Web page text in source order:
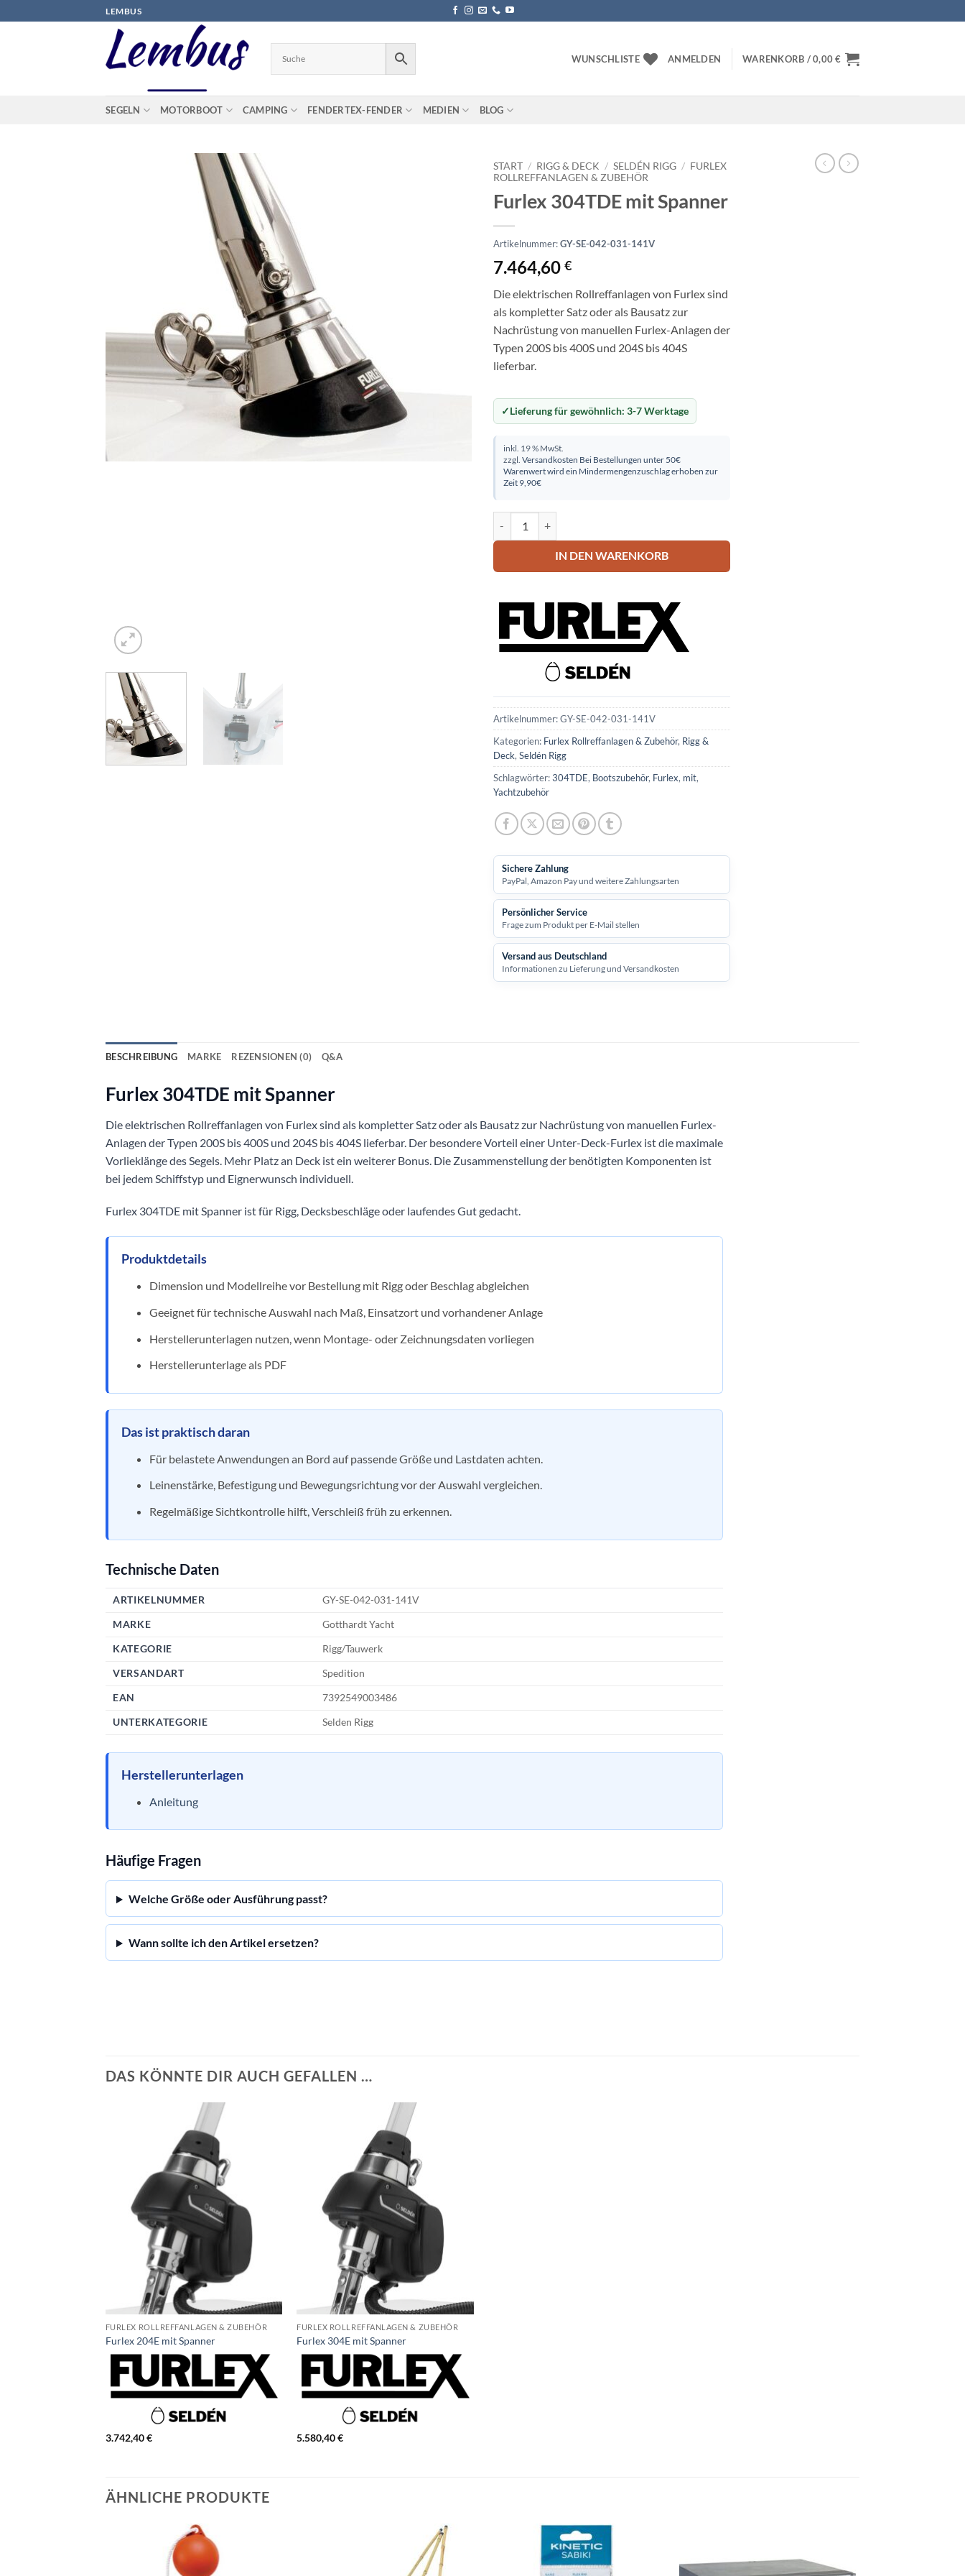
Inhalt
LEMBUS
WUNSCHLISTE ANMELDEN WARENKORB /0,00€
SEGELN MOTORBOOT CAMPING FENDERTEX-FENDER MEDIEN BLOG
START / RIGG & DECK / SELDÉN RIGG / FURLEX
ROLLREFFANLAGEN & ZUBEHÖR
Furlex 304TDE mit Spanner
Artikelnummer:GY-SE-042-031-141V
7.464,60 €
Die elektrischen Rollreffanlagen von Furlex sind
als kompletter Satz oder als Bausatz zur
Nachrüstung von manuellen Furlex-Anlagen der
Typen 200S bis 400S und 204S bis 404S
lieferbar.
Lieferung für gewöhnlich: 3-7 Werktage
inkl. 19 % MwSt.
zzgl. Versandkosten Bei Bestellungen unter 50€
Warenwert wird ein Mindermengenzuschlag erhoben zur
Zeit 9,90€
IN DEN WARENKORB
Artikelnummer:GY-SE-042-031-141V
Kategorien: Furlex Rollreffanlagen & Zubehör, Rigg &
Deck, Seldén Rigg
Schlagwörter:304TDE, Bootszubehör, Furlex, mit,
Yachtzubehör
Sichere Zahlung
PayPal, Amazon Pay und weitere Zahlungsarten
Persönlicher Service
Frage zum Produkt per E-Mail stellen
Versand aus Deutschland
Informationen zu Lieferung und Versandkosten
BESCHREIBUNG MARKE REZENSIONEN (0) Q&A
Furlex 304TDE mit Spanner
Die elektrischen Rollreffanlagen von Furlex sind als kompletter Satz oder als Bausatz zur Nachrüstung von manuellen Furlex-
Anlagen der Typen 200S bis 400S und 204S bis 404S lieferbar. Der besondere Vorteil einer Unter-Deck-Furlex ist die maximale
Vorlieklänge des Segels. Mehr Platz an Deck ist ein weiterer Bonus. Die Zusammenstellung der benötigten Komponenten ist
bei jedem Schiffstyp und Eignerwunsch individuell.
Furlex 304TDE mit Spanner ist für Rigg, Decksbeschläge oder laufendes Gut gedacht.
Produktdetails
Dimension und Modellreihe vor Bestellung mit Rigg oder Beschlag abgleichen
Geeignet für technische Auswahl nach Maß, Einsatzort und vorhandener Anlage
Herstellerunterlagen nutzen, wenn Montage- oder Zeichnungsdaten vorliegen
Herstellerunterlage als PDF
Das ist praktisch daran
Für belastete Anwendungen an Bord auf passende Größe und Lastdaten achten.
Leinenstärke, Befestigung und Bewegungsrichtung vor der Auswahl vergleichen.
Regelmäßige Sichtkontrolle hilft, Verschleiß früh zu erkennen.
Technische Daten
ARTIKELNUMMER GY-SE-042-031-141V
MARKE Gotthardt Yacht
KATEGORIE Rigg/Tauwerk
VERSANDART Spedition
EAN 7392549003486
UNTERKATEGORIE Selden Rigg
Herstellerunterlagen
Anleitung
Häufige Fragen
Welche Größe oder Ausführung passt?
Wann sollte ich den Artikel ersetzen?
DAS KÖNNTE DIR AUCH GEFALLEN …
FURLEX ROLLREFFANLAGEN & ZUBEHÖR
Furlex 204E mit Spanner
3.742,40€
FURLEX ROLLREFFANLAGEN & ZUBEHÖR
Furlex 304E mit Spanner
5.580,40€
ÄHNLICHE PRODUKTE